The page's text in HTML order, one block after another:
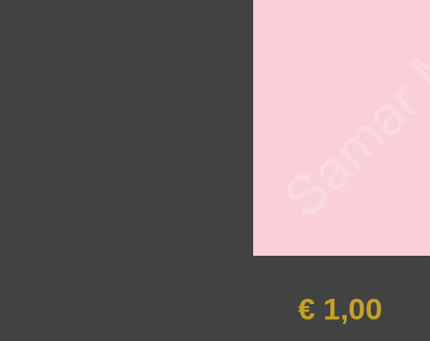
€ 1,00